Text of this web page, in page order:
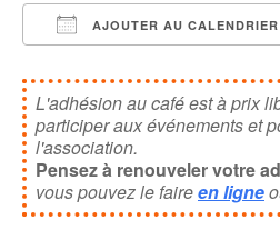
AJOUTER AU CALENDRIER
L'adhésion au café est à prix
participer aux événements et
l'association.
Pensez à renouveler votre
vous pouvez le faireen ligne